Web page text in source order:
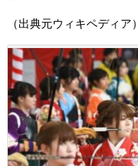
（出典元ウィキペディア）